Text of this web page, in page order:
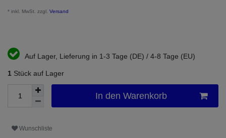
* inkl. MwSt. zzgl. Versand
Auf Lager, Lieferung in 1-3 Tage (DE) / 4-8 Tage (EU)
1 Stück auf Lager
In den Warenkorb
Wunschliste